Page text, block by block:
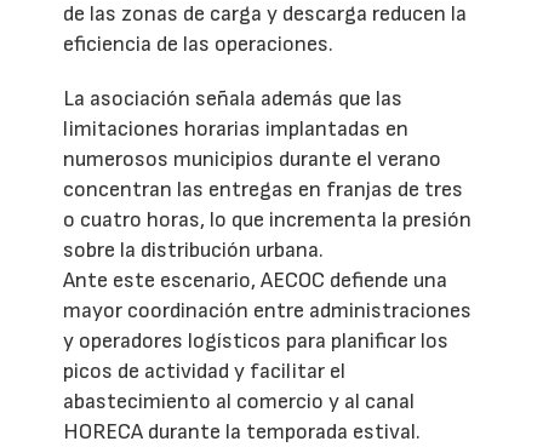
de las zonas de carga y descarga reducen la
eficiencia de las operaciones.
La asociación señala además que las
limitaciones horarias implantadas en
numerosos municipios durante el verano
concentran las entregas en franjas de tres
o cuatro horas, lo que incrementa la presión
sobre la distribución urbana.
Ante este escenario, AECOC defiende una
mayor coordinación entre administraciones
y operadores logísticos para planificar los
picos de actividad y facilitar el
abastecimiento al comercio y al canal
HORECA durante la temporada estival.